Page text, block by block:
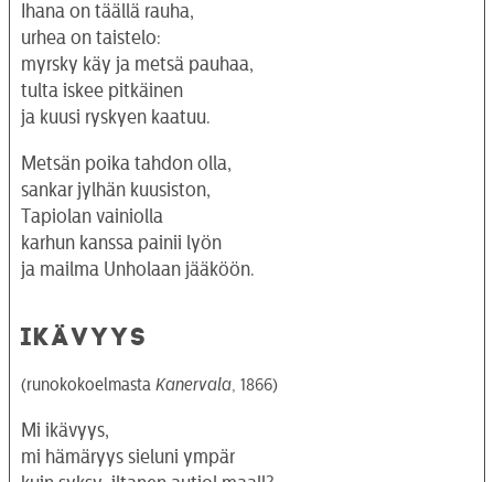
Ihana on täällä rauha,
urhea on taistelo:
myrsky käy ja metsä pauhaa,
tulta iskee pitkäinen
ja kuusi ryskyen kaatuu.
Metsän poika tahdon olla,
sankar jylhän kuusiston,
Tapiolan vainiolla
karhun kanssa painii lyön
ja mailma Unholaan jääköön.
IKÄVYYS
(runokokoelmasta Kanervala , 1866)
Mi ikävyys,
mi hämäryys sieluni ympär